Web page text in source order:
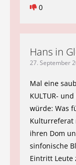
0
Hans in
27. September
Mal eine
KULTUR-
würde: Was
Kulturreferat
ihren Dom
sinfonische
Eintritt Leute